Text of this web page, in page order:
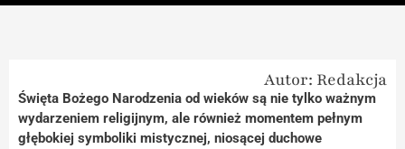
Autor: Redakcja
Święta Bożego Narodzenia od wieków są nie tylko ważnym
wydarzeniem religijnym, ale również momentem pełnym
głębokiej symboliki mistycznej, niosącej duchowe